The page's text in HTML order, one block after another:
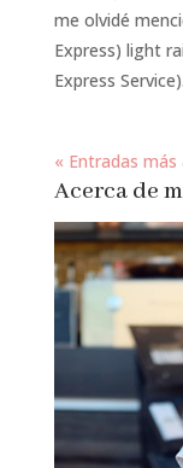
me olvidé
Express) light
Express
« Entradas
Acerca de